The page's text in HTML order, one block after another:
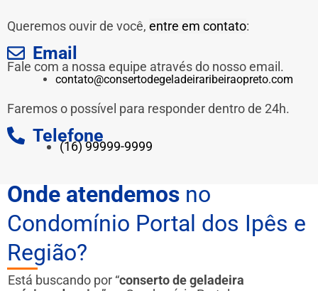
Queremos ouvir de você, entre em contato:
Email
Fale com a nossa equipe através do nosso email.
contato@consertodegeladeiraribeiraopreto.com
Faremos o possível para responder dentro de 24h.
Telefone
(16) 99999-9999
Onde atendemos no
Condomínio Portal dos Ipês e
Região?
Está buscando por “conserto de geladeira